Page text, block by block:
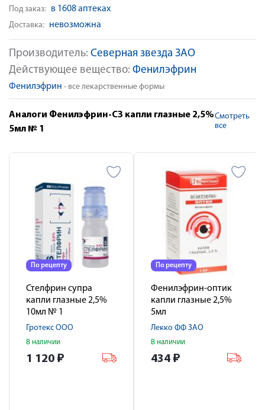
Производитель: Северная звезда ЗАО
Действующее вещество: Фенилэфрин
Фенилэфрин - все лекарственные формы
Под заказ: в 1608 аптеках
Доставка: невозможна
Аналоги Фенилэфрин-СЗ капли глазные 2,5%
5мл № 1
Смотреть
все
По рецепту
Стелфрин супра
капли глазные 2,5%
10мл № 1
Гротекс ООО
В наличии
1 120 ₽
По рецепту
Фенилэфрин-оптик
капли глазные 2,5%
5мл
Лекко ФФ ЗАО
В наличии
434 ₽